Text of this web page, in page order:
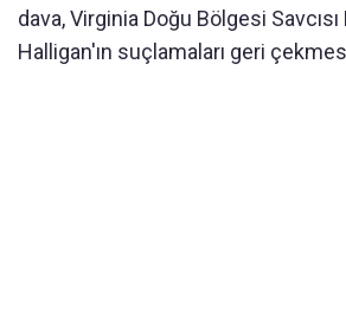
dava, Virginia Doğu Bölgesi
Halligan'ın suçlamaları geri